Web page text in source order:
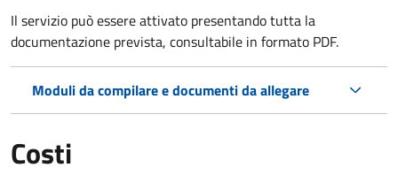
Il servizio può essere attivato presentando tutta la
documentazione prevista, consultabile in formato PDF.
Moduli da compilare e documenti da allegare
Costi